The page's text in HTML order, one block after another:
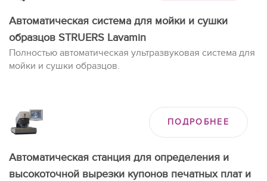
Автоматическая система для мойки и сушки
образцов STRUERS Lavamin
Полностью автоматическая ультразвуковая система для
мойки и сушки образцов.
ПОДРОБНЕЕ
Автоматическая станция для определения и
высокоточной вырезки купонов печатных плат и